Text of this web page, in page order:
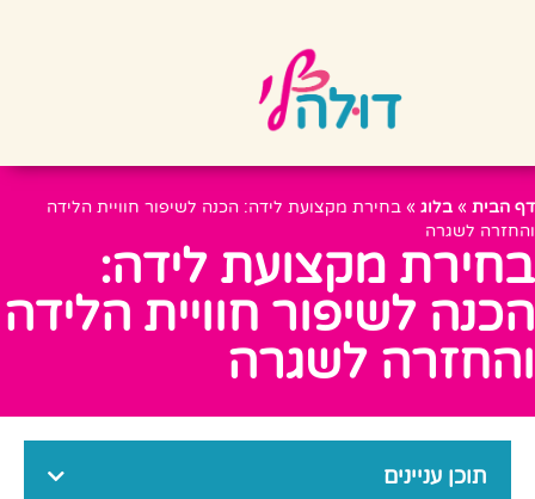
דף הבית » בלוג » בחירת מקצועת לידה: הכנה לשיפור חוויית הלידה
והחזרה לשגרה
בחירת מקצועת לידה:
הכנה לשיפור חוויית הלידה
והחזרה לשגרה
תוכן עניינים